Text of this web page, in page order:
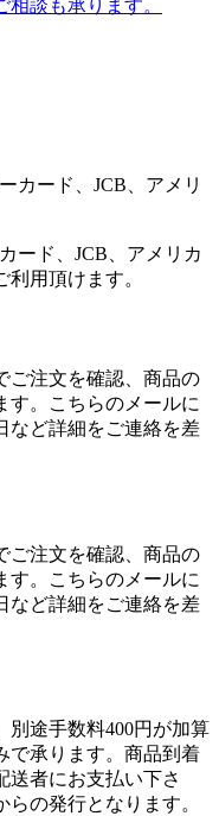
談も承ります。
ード、JCB、アメリカ
用頂けます。
ご注文を確認、商品の
す。こちらのメールに
など詳細をご連絡を差
ご注文を確認、商品の
す。こちらのメールに
など詳細をご連絡を差
別途手数料400円が加算
で承ります。商品到着
送者にお支払い下さ
の発行となります。